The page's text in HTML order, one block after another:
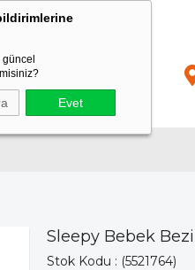
Evet
Sleepy Bebek
Stok Kodu (5521764)